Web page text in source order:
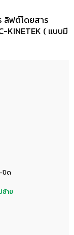
ลิฟต์โดยสาร
KINETEK ( แบบมี
ปิด
ซ้าย